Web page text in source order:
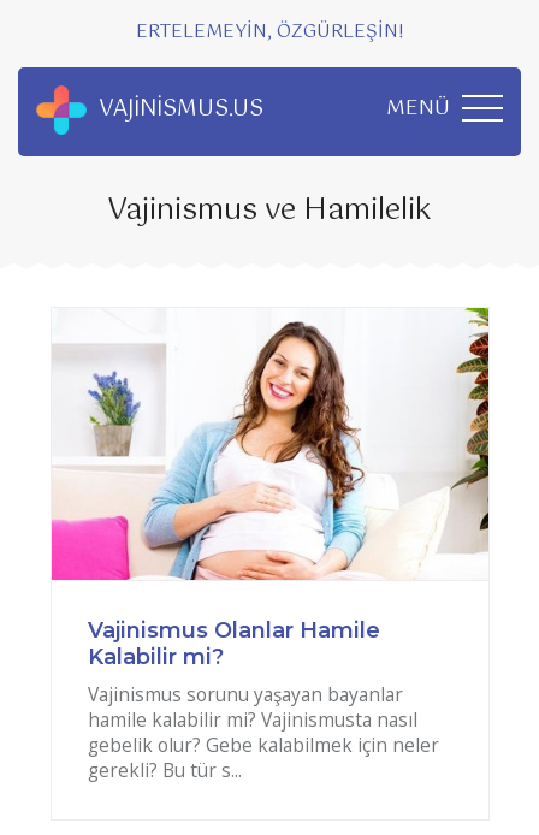
ERTELEMEYİN, ÖZGÜRLEŞİN!
VAJİNİSMUS.US MENÜ
Vajinismus ve Hamilelik
Vajinismus Olanlar Hamile
Kalabilir mi?
Vajinismus sorunu yaşayan bayanlar
hamile kalabilir mi? Vajinismusta nasıl
gebelik olur? Gebe kalabilmek için neler
gerekli? Bu tür s...